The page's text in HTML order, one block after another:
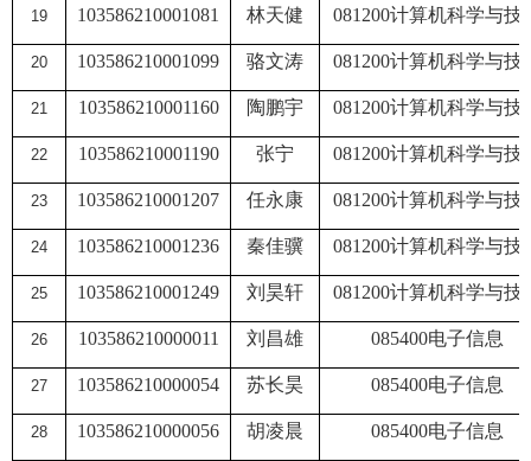
19 103586210001081 林天健 081200计算机科学与技
20 103586210001099 骆文涛 081200计算机科学与技
21 103586210001160 陶鹏宇 081200计算机科学与技
22 103586210001190 张宁 081200计算机科学与技
23 103586210001207 任永康 081200计算机科学与技
24 103586210001236 秦佳骥 081200计算机科学与技
25 103586210001249 刘昊轩 081200计算机科学与技
26 103586210000011 刘昌雄 085400电子信息
27 103586210000054 苏长昊 085400电子信息
28 103586210000056 胡凌晨 085400电子信息